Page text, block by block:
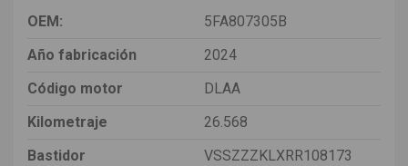
OEM:
5FA807305B
Año fabricación
2024
Código motor
DLAA
Kilometraje
26.568
Bastidor
VSSZZZKLXRR108173